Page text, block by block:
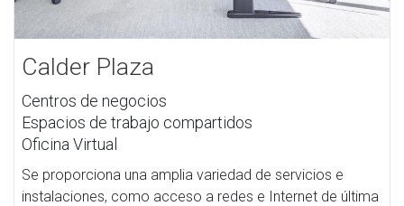
Calder Plaza
Centros de negocios
Espacios de trabajo compartidos
Oficina Virtual
Se proporciona una amplia variedad de servicios e
instalaciones, como acceso a redes e Internet de última